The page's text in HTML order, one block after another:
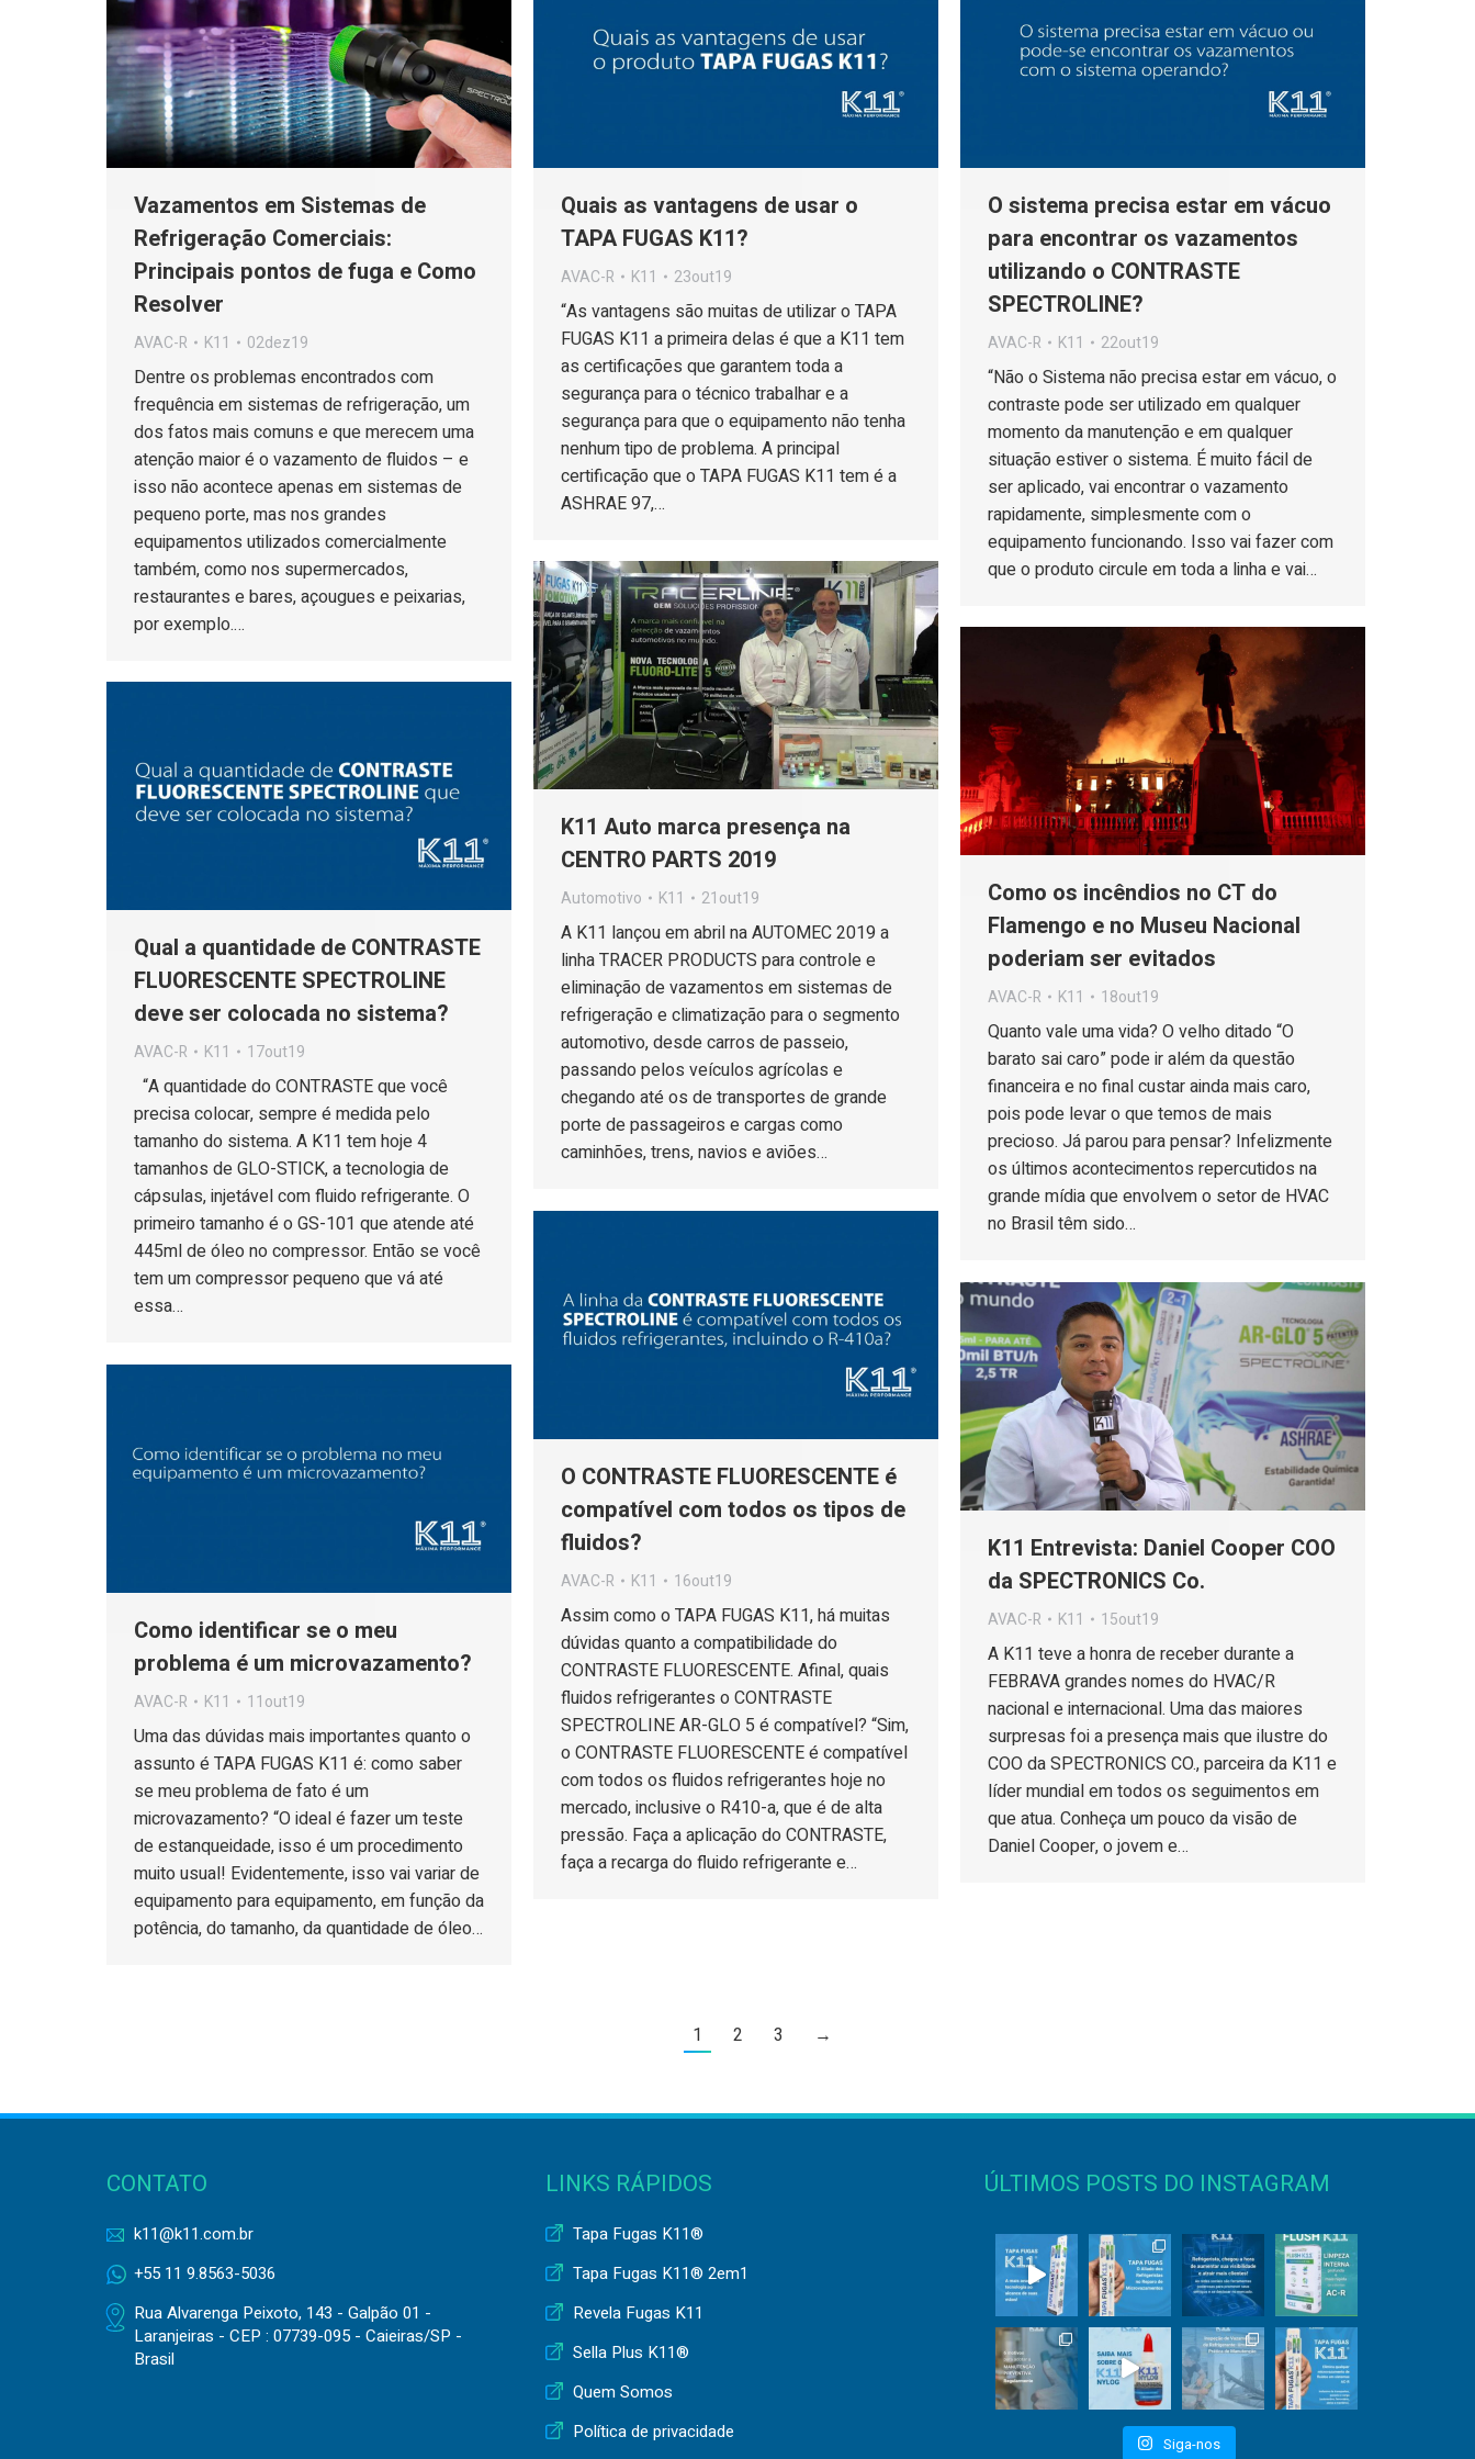
Vazamentos em Sistemas de
Refrigeração Comerciais:
Principais pontos de fuga e Como
Resolver
AVAC-R K11 02dez19
Dentre os problemas encontrados com
frequência em sistemas de refrigeração, um
dos fatos mais comuns e que merecem uma
atenção maior é o vazamento de fluidos – e
isso não acontece apenas em sistemas de
pequeno porte, mas nos grandes
equipamentos utilizados comercialmente
também, como nos supermercados,
restaurantes e bares, açougues e peixarias,
por exemplo.…
Quais as vantagens de usar o
TAPA FUGAS K11?
AVAC-R K11 23out19
“As vantagens são muitas de utilizar o TAPA
FUGAS K11 a primeira delas é que a K11 tem
as certificações que garantem toda a
segurança para o técnico trabalhar e a
segurança para que o equipamento não tenha
nenhum tipo de problema. A principal
certificação que o TAPA FUGAS K11 tem é a
ASHRAE 97,…
O sistema precisa estar em vácuo
para encontrar os vazamentos
utilizando o CONTRASTE
SPECTROLINE?
AVAC-R K11 22out19
“Não o Sistema não precisa estar em vácuo, o
contraste pode ser utilizado em qualquer
momento da manutenção e em qualquer
situação estiver o sistema. É muito fácil de
ser aplicado, vai encontrar o vazamento
rapidamente, simplesmente com o
equipamento funcionando. Isso vai fazer com
que o produto circule em toda a linha e vai…
K11 Auto marca presença na
CENTRO PARTS 2019
Automotivo K11 21out19
A K11 lançou em abril na AUTOMEC 2019 a
linha TRACER PRODUCTS para controle e
eliminação de vazamentos em sistemas de
refrigeração e climatização para o segmento
automotivo, desde carros de passeio,
passando pelos veículos agrícolas e
chegando até os de transportes de grande
porte de passageiros e cargas como
caminhões, trens, navios e aviões…
Como os incêndios no CT do
Flamengo e no Museu Nacional
poderiam ser evitados
AVAC-R K11 18out19
Quanto vale uma vida? O velho ditado “O
barato sai caro” pode ir além da questão
financeira e no final custar ainda mais caro,
pois pode levar o que temos de mais
precioso. Já parou para pensar? Infelizmente
os últimos acontecimentos repercutidos na
grande mídia que envolvem o setor de HVAC
no Brasil têm sido…
Qual a quantidade de CONTRASTE
FLUORESCENTE SPECTROLINE
deve ser colocada no sistema?
AVAC-R K11 17out19
“A quantidade do CONTRASTE que você
precisa colocar, sempre é medida pelo
tamanho do sistema. A K11 tem hoje 4
tamanhos de GLO-STICK, a tecnologia de
cápsulas, injetável com fluido refrigerante. O
primeiro tamanho é o GS-101 que atende até
445ml de óleo no compressor. Então se você
tem um compressor pequeno que vá até
essa…
O CONTRASTE FLUORESCENTE é
compatível com todos os tipos de
fluidos?
AVAC-R K11 16out19
Assim como o TAPA FUGAS K11, há muitas
dúvidas quanto a compatibilidade do
CONTRASTE FLUORESCENTE. Afinal, quais
fluidos refrigerantes o CONTRASTE
SPECTROLINE AR-GLO 5 é compatível? “Sim,
o CONTRASTE FLUORESCENTE é compatível
com todos os fluidos refrigerantes hoje no
mercado, inclusive o R410-a, que é de alta
pressão. Faça a aplicação do CONTRASTE,
faça a recarga do fluido refrigerante e…
K11 Entrevista: Daniel Cooper COO
da SPECTRONICS Co.
AVAC-R K11 15out19
A K11 teve a honra de receber durante a
FEBRAVA grandes nomes do HVAC/R
nacional e internacional. Uma das maiores
surpresas foi a presença mais que ilustre do
COO da SPECTRONICS CO., parceira da K11 e
líder mundial em todos os seguimentos em
que atua. Conheça um pouco da visão de
Daniel Cooper, o jovem e…
Como identificar se o meu
problema é um microvazamento?
AVAC-R K11 11out19
Uma das dúvidas mais importantes quanto o
assunto é TAPA FUGAS K11 é: como saber
se meu problema de fato é um
microvazamento? “O ideal é fazer um teste
de estanqueidade, isso é um procedimento
muito usual! Evidentemente, isso vai variar de
equipamento para equipamento, em função da
potência, do tamanho, da quantidade de óleo…
1 2 3 →
CONTATO
k11@k11.com.br
+55 11 9.8563-5036
Rua Alvarenga Peixoto, 143 - Galpão 01 -
Laranjeiras - CEP : 07739-095 - Caieiras/SP -
Brasil
LINKS RÁPIDOS
Tapa Fugas K11®
Tapa Fugas K11® 2em1
Revela Fugas K11
Sella Plus K11®
Quem Somos
Política de privacidade
ÚLTIMOS POSTS DO INSTAGRAM
Siga-nos